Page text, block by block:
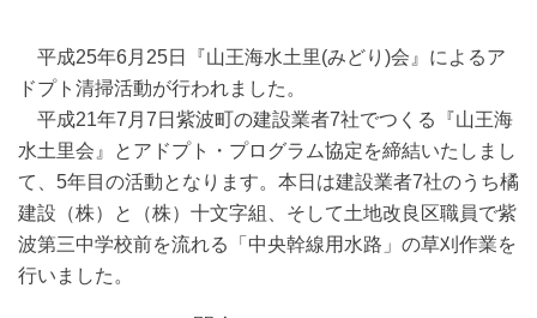
平成25年6月25日『山王海水土里(みどり)会』によるア
ドプト清掃活動が行われました。
平成21年7月7日紫波町の建設業者7社でつくる『山王海
水土里会』とアドプト・プログラム協定を締結いたしまし
て、5年目の活動となります。本日は建設業者7社のうち橘
建設（株）と（株）十文字組、そして土地改良区職員で紫
波第三中学校前を流れる「中央幹線用水路」の草刈作業を
行いました。